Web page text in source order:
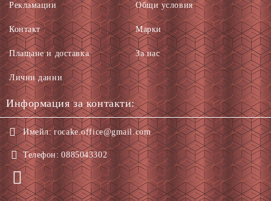
Рекламации
Контакт
Плащане и доставка
Лични данни
Общи условия
Марки
За нас
Информация за контакти:
Имейл: rocake.office@gmail.com
Телефон: 0885043302